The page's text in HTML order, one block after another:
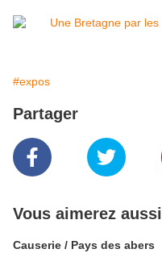
#expos
Partager
Vous aimerez aussi
Causerie / Pays des abers